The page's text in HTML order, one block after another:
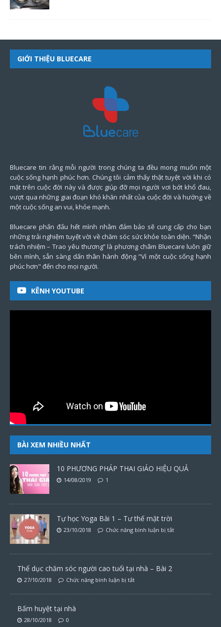
GIỚI THIỆU BLUECARE
Bluecare tin rằng mỗi người trong chúng ta đều mong muốn một
cuộc sống hạnh phúc hơn. Chúng tôi cảm thấy thật tuyệt vời khi có
mặt trên cuộc đời này và được giúp đỡ mọi người vơi bớt khổ đau,
vượt qua những giai đoạn khó khăn nhất của cuộc đời và hướng về
một cuộc sống an vui, khỏe mạnh.
Bluecare phấn đấu hết mình nhằm đảm bảo sẽ cung cấp cho bạn
những trải nghiệm tuyệt vời về chăm sóc sức khỏe toàn diện. “Nhận
trách nhiệm – Trao yêu thương” là phương châm Bluecare luôn giữ
bên mình, sẵn sàng dấn thân hành động "Vì một cuộc sống hạnh
phúc hơn" đến cho mọi người.
KÊNH YOUTUBE
BÀI XEM NHIỀU NHẤT
10 PHƯƠNG PHÁP THAI GIÁO HIỆU QUẢ
14/08/2019 1
Tự học Yoga Bài 1 – Tư thế mặt trời
23/10/2018 Chức năng bình luận bị tắt
Thể dục chăm sóc người cao tuổi tại nhà – Bài 2
27/10/2018 Chức năng bình luận bị tắt
Bấm huyệt tại nhà
28/10/2018 0